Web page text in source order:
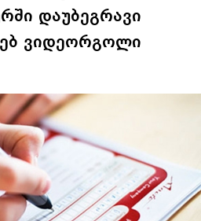
დაუბეგრავი
ვიდეორგოლი